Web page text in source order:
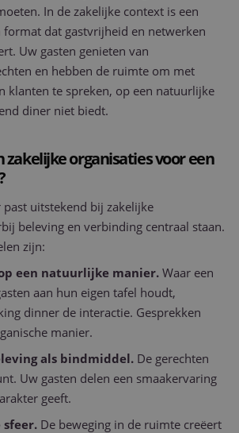
In de zakelijke context is een
dat gastvrijheid en netwerken
Uw gasten genieten van
en hebben de ruimte om met
klanten te spreken, op een natuurlijke
diner niet biedt.
zakelijke organisaties voor een
uitstekend bij zakelijke
beleving en verbinding centraal staan.
zijn:
een natuurlijke manier. Waar een
aan hun eigen tafel houdt,
dinner de interactie. Gesprekken
manier.
als bindmiddel. De gerechten
Uw gasten delen een smaakervaring
geeft.
sfeer. De beweging in de ruimte creëert